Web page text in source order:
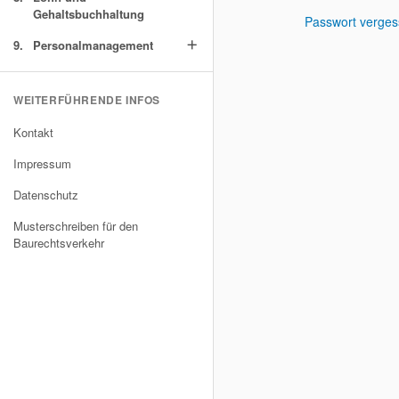
Gehaltsbuchhaltung
9.
Personalmanagement add
WEITERFÜHRENDE INFOS
Kontakt
Impressum
Datenschutz
Musterschreiben für den
Baurechtsverkehr
Passwort